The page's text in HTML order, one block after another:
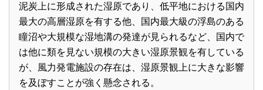
泥炭上に形成された湿原であり、低平地における国内
最大の高層湿原を有する他、国内最大級の浮島のある
瞳沼や大規模な湿地溝の発達が見られるなど、国内で
は他に類を見ない規模の大きい湿原景観を有している
が、風力発電施設の存在は、湿原景観上に大きな影響
を及ぼすことが強く懸念される。